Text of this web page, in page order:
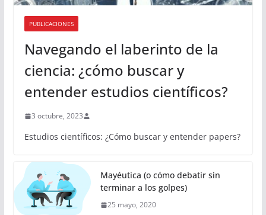
PUBLICACIONES
Navegando el laberinto de la
ciencia: ¿cómo buscar y
entender estudios científicos?
3 octubre, 2023
Estudios científicos: ¿Cómo buscar y entender papers?
Mayéutica (o cómo debatir sin
terminar a los golpes)
25 mayo, 2020